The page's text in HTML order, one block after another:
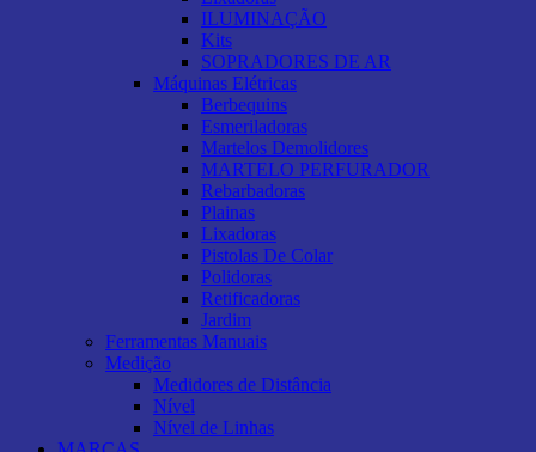
ILUMINAÇÃO
Kits
SOPRADORES DE AR
Máquinas Elétricas
Berbequins
Esmeriladoras
Martelos Demolidores
MARTELO PERFURADOR
Rebarbadoras
Plainas
Lixadoras
Pistolas De Colar
Polidoras
Retificadoras
Jardim
Ferramentas Manuais
Medição
Medidores de Distância
Nível
Nível de Linhas